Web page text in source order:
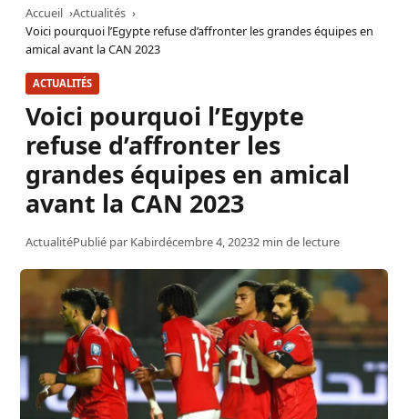
Accueil
Actualités
Voici pourquoi l’Egypte refuse d’affronter les grandes équipes en
amical avant la CAN 2023
ACTUALITÉS
Voici pourquoi l’Egypte
refuse d’affronter les
grandes équipes en amical
avant la CAN 2023
ActualitéPublié par Kabirdécembre 4, 20232 min de lecture